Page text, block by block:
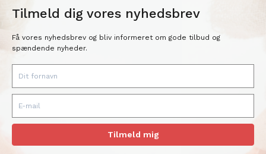
Tilmeld dig vores nyhedsbrev
Få vores nyhedsbrev og bliv informeret om gode tilbud og
spændende nyheder.
Tilmeld mig